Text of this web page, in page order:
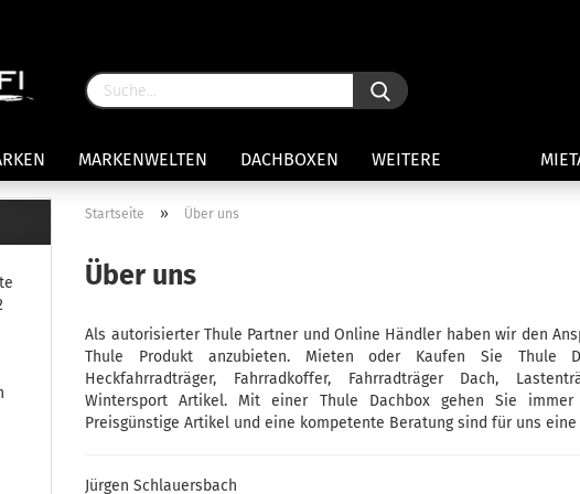
Konto erstellen
Passwort
MARKENWELTEN DACHBOXEN WEITERE
anzeigen
Reling
Montagekits 50.. für 7105
Fußsatz Fahrzeuge mit
Dach
Träger für
Zubehör für
Startseite » Über uns
Über uns
Als autorisierter Thule Partner und Online Händler haben wir den
Thule Produkt anzubieten. Mieten oder Kaufen Sie Thule
Heckfahrradträger, Fahrradkoffer, Fahrradträger Dach,
Wintersport Artikel. Mit einer Thule Dachbox gehen Sie
Preisgünstige Artikel und eine kompetente Beratung sind für uns
Jürgen Schlauersbach